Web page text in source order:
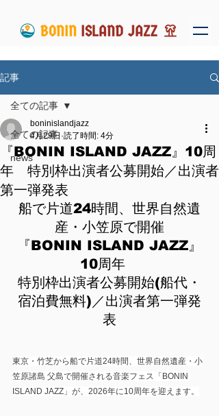
記事
全ての記事
news
全ての記事
『BONIN ISLAND JAZZ』10周
年 特別枠出演者公募開始／出演者
第一弾発表
boninislandjazz
4月29日 読了時間: 4分
船で片道24時間、世界自然遺
産・小笠原で開催
『BONIN ISLAND JAZZ』
10周年
特別枠出演者公募開始(船代・
宿泊費無料)／出演者第一弾発
表
東京・竹芝から船で片道24時間、世界自然遺産・小
笠原諸島 父島で開催される音楽フェス「BONIN
ISLAND JAZZ」が、2026年に10周年を迎えます。